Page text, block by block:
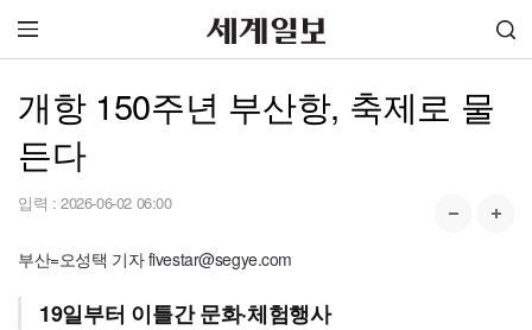
개항 150주년 부산항, 축제로 물
든다
입력 : 2026-06-02 06:00
부산=오성택 기자 fivestar@segye.com
19일부터 이틀간 문화·체험행사